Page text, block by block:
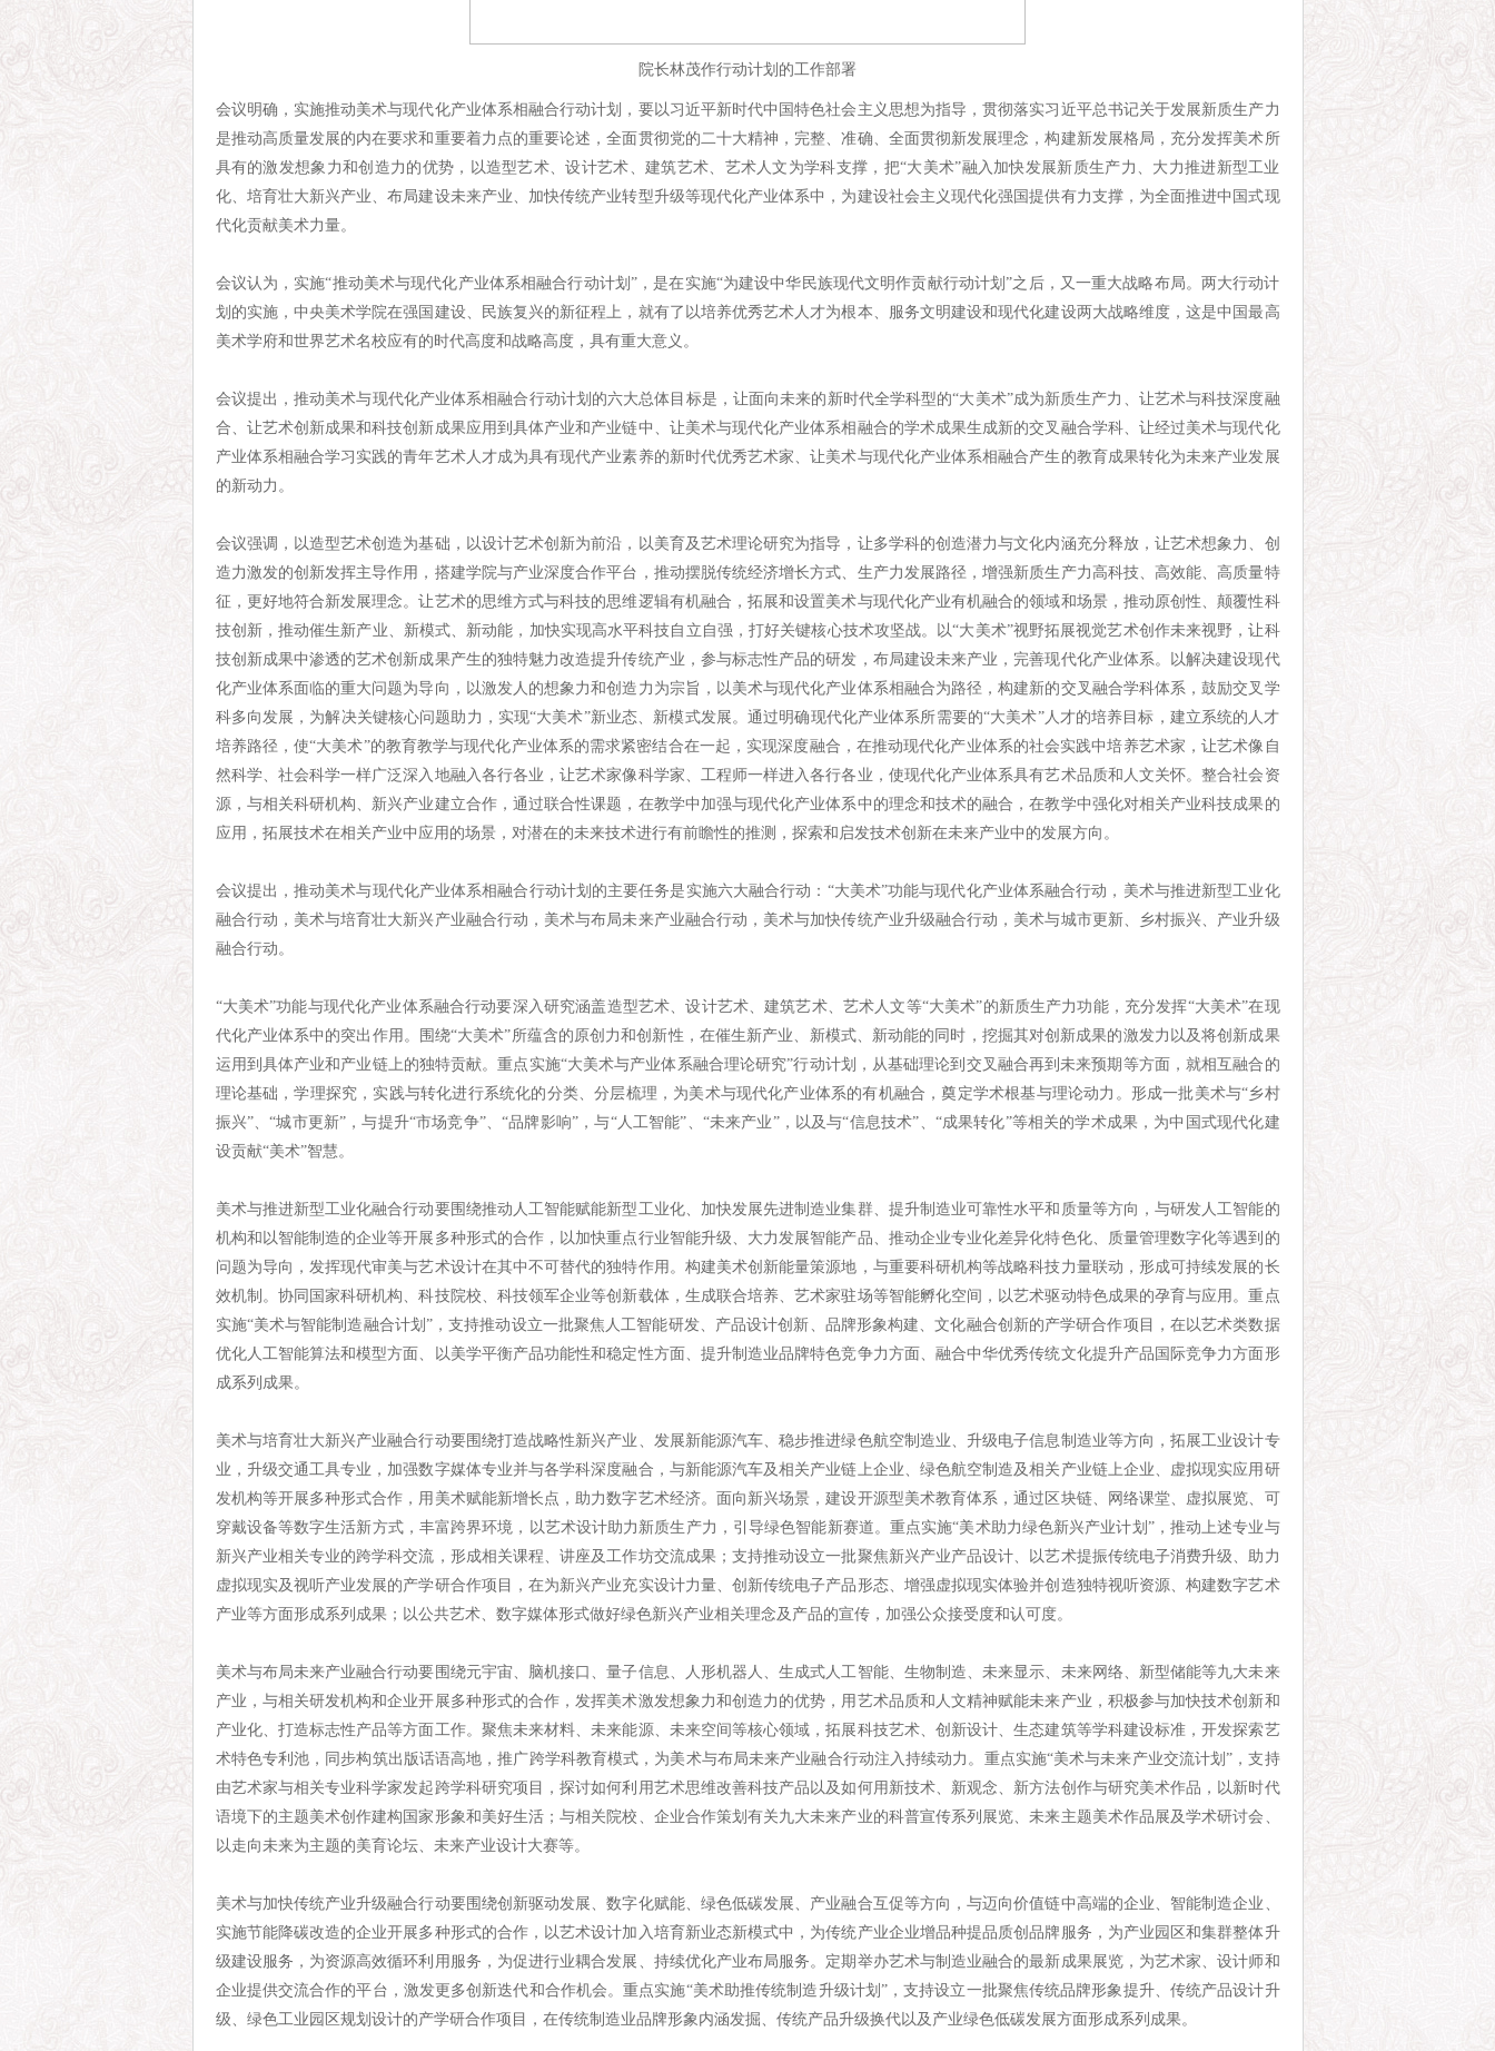
院长林茂作行动计划的工作部署
会议明确，实施推动美术与现代化产业体系相融合行动计划，要以习近平新时代中国特色社会主义思想为指导，贯彻落实习近平总书记关于发展新质生产力
是推动高质量发展的内在要求和重要着力点的重要论述，全面贯彻党的二十大精神，完整、准确、全面贯彻新发展理念，构建新发展格局，充分发挥美术所
具有的激发想象力和创造力的优势，以造型艺术、设计艺术、建筑艺术、艺术人文为学科支撑，把“大美术”融入加快发展新质生产力、大力推进新型工业
化、培育壮大新兴产业、布局建设未来产业、加快传统产业转型升级等现代化产业体系中，为建设社会主义现代化强国提供有力支撑，为全面推进中国式现
代化贡献美术力量。
会议认为，实施“推动美术与现代化产业体系相融合行动计划”，是在实施“为建设中华民族现代文明作贡献行动计划”之后，又一重大战略布局。两大行动计
划的实施，中央美术学院在强国建设、民族复兴的新征程上，就有了以培养优秀艺术人才为根本、服务文明建设和现代化建设两大战略维度，这是中国最高
美术学府和世界艺术名校应有的时代高度和战略高度，具有重大意义。
会议提出，推动美术与现代化产业体系相融合行动计划的六大总体目标是，让面向未来的新时代全学科型的“大美术”成为新质生产力、让艺术与科技深度融
合、让艺术创新成果和科技创新成果应用到具体产业和产业链中、让美术与现代化产业体系相融合的学术成果生成新的交叉融合学科、让经过美术与现代化
产业体系相融合学习实践的青年艺术人才成为具有现代产业素养的新时代优秀艺术家、让美术与现代化产业体系相融合产生的教育成果转化为未来产业发展
的新动力。
会议强调，以造型艺术创造为基础，以设计艺术创新为前沿，以美育及艺术理论研究为指导，让多学科的创造潜力与文化内涵充分释放，让艺术想象力、创
造力激发的创新发挥主导作用，搭建学院与产业深度合作平台，推动摆脱传统经济增长方式、生产力发展路径，增强新质生产力高科技、高效能、高质量特
征，更好地符合新发展理念。让艺术的思维方式与科技的思维逻辑有机融合，拓展和设置美术与现代化产业有机融合的领域和场景，推动原创性、颠覆性科
技创新，推动催生新产业、新模式、新动能，加快实现高水平科技自立自强，打好关键核心技术攻坚战。以“大美术”视野拓展视觉艺术创作未来视野，让科
技创新成果中渗透的艺术创新成果产生的独特魅力改造提升传统产业，参与标志性产品的研发，布局建设未来产业，完善现代化产业体系。以解决建设现代
化产业体系面临的重大问题为导向，以激发人的想象力和创造力为宗旨，以美术与现代化产业体系相融合为路径，构建新的交叉融合学科体系，鼓励交叉学
科多向发展，为解决关键核心问题助力，实现“大美术”新业态、新模式发展。通过明确现代化产业体系所需要的“大美术”人才的培养目标，建立系统的人才
培养路径，使“大美术”的教育教学与现代化产业体系的需求紧密结合在一起，实现深度融合，在推动现代化产业体系的社会实践中培养艺术家，让艺术像自
然科学、社会科学一样广泛深入地融入各行各业，让艺术家像科学家、工程师一样进入各行各业，使现代化产业体系具有艺术品质和人文关怀。整合社会资
源，与相关科研机构、新兴产业建立合作，通过联合性课题，在教学中加强与现代化产业体系中的理念和技术的融合，在教学中强化对相关产业科技成果的
应用，拓展技术在相关产业中应用的场景，对潜在的未来技术进行有前瞻性的推测，探索和启发技术创新在未来产业中的发展方向。
会议提出，推动美术与现代化产业体系相融合行动计划的主要任务是实施六大融合行动：“大美术”功能与现代化产业体系融合行动，美术与推进新型工业化
融合行动，美术与培育壮大新兴产业融合行动，美术与布局未来产业融合行动，美术与加快传统产业升级融合行动，美术与城市更新、乡村振兴、产业升级
融合行动。
“大美术”功能与现代化产业体系融合行动要深入研究涵盖造型艺术、设计艺术、建筑艺术、艺术人文等“大美术”的新质生产力功能，充分发挥“大美术”在现
代化产业体系中的突出作用。围绕“大美术”所蕴含的原创力和创新性，在催生新产业、新模式、新动能的同时，挖掘其对创新成果的激发力以及将创新成果
运用到具体产业和产业链上的独特贡献。重点实施“大美术与产业体系融合理论研究”行动计划，从基础理论到交叉融合再到未来预期等方面，就相互融合的
理论基础，学理探究，实践与转化进行系统化的分类、分层梳理，为美术与现代化产业体系的有机融合，奠定学术根基与理论动力。形成一批美术与“乡村
振兴”、“城市更新”，与提升“市场竞争”、“品牌影响”，与“人工智能”、“未来产业”，以及与“信息技术”、“成果转化”等相关的学术成果，为中国式现代化建
设贡献“美术”智慧。
美术与推进新型工业化融合行动要围绕推动人工智能赋能新型工业化、加快发展先进制造业集群、提升制造业可靠性水平和质量等方向，与研发人工智能的
机构和以智能制造的企业等开展多种形式的合作，以加快重点行业智能升级、大力发展智能产品、推动企业专业化差异化特色化、质量管理数字化等遇到的
问题为导向，发挥现代审美与艺术设计在其中不可替代的独特作用。构建美术创新能量策源地，与重要科研机构等战略科技力量联动，形成可持续发展的长
效机制。协同国家科研机构、科技院校、科技领军企业等创新载体，生成联合培养、艺术家驻场等智能孵化空间，以艺术驱动特色成果的孕育与应用。重点
实施“美术与智能制造融合计划”，支持推动设立一批聚焦人工智能研发、产品设计创新、品牌形象构建、文化融合创新的产学研合作项目，在以艺术类数据
优化人工智能算法和模型方面、以美学平衡产品功能性和稳定性方面、提升制造业品牌特色竞争力方面、融合中华优秀传统文化提升产品国际竞争力方面形
成系列成果。
美术与培育壮大新兴产业融合行动要围绕打造战略性新兴产业、发展新能源汽车、稳步推进绿色航空制造业、升级电子信息制造业等方向，拓展工业设计专
业，升级交通工具专业，加强数字媒体专业并与各学科深度融合，与新能源汽车及相关产业链上企业、绿色航空制造及相关产业链上企业、虚拟现实应用研
发机构等开展多种形式合作，用美术赋能新增长点，助力数字艺术经济。面向新兴场景，建设开源型美术教育体系，通过区块链、网络课堂、虚拟展览、可
穿戴设备等数字生活新方式，丰富跨界环境，以艺术设计助力新质生产力，引导绿色智能新赛道。重点实施“美术助力绿色新兴产业计划”，推动上述专业与
新兴产业相关专业的跨学科交流，形成相关课程、讲座及工作坊交流成果；支持推动设立一批聚焦新兴产业产品设计、以艺术提振传统电子消费升级、助力
虚拟现实及视听产业发展的产学研合作项目，在为新兴产业充实设计力量、创新传统电子产品形态、增强虚拟现实体验并创造独特视听资源、构建数字艺术
产业等方面形成系列成果；以公共艺术、数字媒体形式做好绿色新兴产业相关理念及产品的宣传，加强公众接受度和认可度。
美术与布局未来产业融合行动要围绕元宇宙、脑机接口、量子信息、人形机器人、生成式人工智能、生物制造、未来显示、未来网络、新型储能等九大未来
产业，与相关研发机构和企业开展多种形式的合作，发挥美术激发想象力和创造力的优势，用艺术品质和人文精神赋能未来产业，积极参与加快技术创新和
产业化、打造标志性产品等方面工作。聚焦未来材料、未来能源、未来空间等核心领域，拓展科技艺术、创新设计、生态建筑等学科建设标准，开发探索艺
术特色专利池，同步构筑出版话语高地，推广跨学科教育模式，为美术与布局未来产业融合行动注入持续动力。重点实施“美术与未来产业交流计划”，支持
由艺术家与相关专业科学家发起跨学科研究项目，探讨如何利用艺术思维改善科技产品以及如何用新技术、新观念、新方法创作与研究美术作品，以新时代
语境下的主题美术创作建构国家形象和美好生活；与相关院校、企业合作策划有关九大未来产业的科普宣传系列展览、未来主题美术作品展及学术研讨会、
以走向未来为主题的美育论坛、未来产业设计大赛等。
美术与加快传统产业升级融合行动要围绕创新驱动发展、数字化赋能、绿色低碳发展、产业融合互促等方向，与迈向价值链中高端的企业、智能制造企业、
实施节能降碳改造的企业开展多种形式的合作，以艺术设计加入培育新业态新模式中，为传统产业企业增品种提品质创品牌服务，为产业园区和集群整体升
级建设服务，为资源高效循环利用服务，为促进行业耦合发展、持续优化产业布局服务。定期举办艺术与制造业融合的最新成果展览，为艺术家、设计师和
企业提供交流合作的平台，激发更多创新迭代和合作机会。重点实施“美术助推传统制造升级计划”，支持设立一批聚焦传统品牌形象提升、传统产品设计升
级、绿色工业园区规划设计的产学研合作项目，在传统制造业品牌形象内涵发掘、传统产品升级换代以及产业绿色低碳发展方面形成系列成果。